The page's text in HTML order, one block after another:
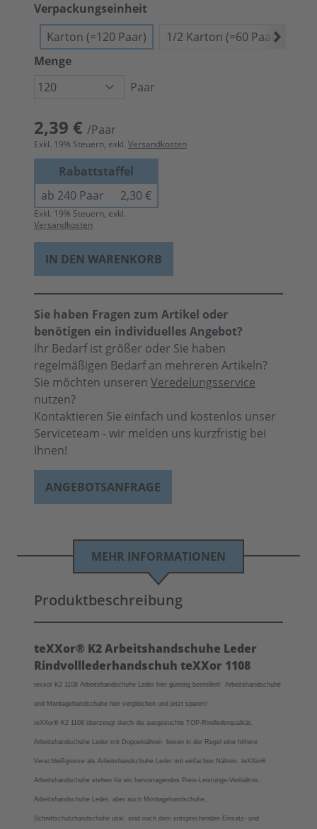
Verpackungseinheit
Karton (=120 Paar)
1/2 Karton (=60 Paar)
Menge
Paar
2,39 € /Paar
Exkl. 19% Steuern, exkl. Versandkosten
Rabattstaffel
ab 240 Paar
2,30 €
Exkl. 19% Steuern, exkl.
Versandkosten
IN DEN WARENKORB
Sie haben Fragen zum Artikel oder
benötigen ein individuelles Angebot?
Ihr Bedarf ist größer oder Sie haben
regelmäßigen Bedarf an mehreren Artikeln?
Sie möchten unseren Veredelungsservice
nutzen?
Kontaktieren Sie einfach und kostenlos unser
Serviceteam - wir melden uns kurzfristig bei
Ihnen!
ANGEBOTSANFRAGE
MEHR INFORMATIONEN
Produktbeschreibung
teXXor® K2 Arbeitshandschuhe Leder
Rindvolllederhandschuh teXXor 1108
texxor K2 1108 Arbeitshandschuhe Leder hier günstig bestellen! Arbeitshandschuhe
und Montagehandschuhe hier vergleichen und jetzt sparen!
teXXor® K2 1108 überzeugt durch die ausgesuchte TOP-Rindlederqualität.
Arbeitshandschuhe Leder mit Doppelnähten bieten in der Regel eine höhere
Verschleißgrenze als Arbeitshandschuhe Leder mit einfachen Nähten. teXXor®
Arbeitshandschuhe stehen für ein hervorragendes Preis-Leistungs-Verhältnis.
Arbeitshandschuhe Leder, aber auch Montagehandschuhe,
Schnittschutzhandschuhe usw. sind nach dem entsprechenden Einsatz- und